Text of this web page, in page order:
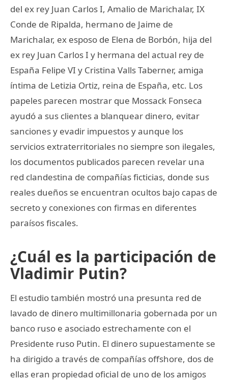
del ex rey Juan Carlos I, Amalio de Marichalar, IX
Conde de Ripalda, hermano de Jaime de
Marichalar, ex esposo de Elena de Borbón, hija del
ex rey Juan Carlos I y hermana del actual rey de
España Felipe VI y Cristina Valls Taberner, amiga
íntima de Letizia Ortiz, reina de España, etc. Los
papeles parecen mostrar que Mossack Fonseca
ayudó a sus clientes a blanquear dinero, evitar
sanciones y evadir impuestos y aunque los
servicios extraterritoriales no siempre son ilegales,
los documentos publicados parecen revelar una
red clandestina de compañías ficticias, donde sus
reales dueños se encuentran ocultos bajo capas de
secreto y conexiones con firmas en diferentes
paraísos fiscales.
¿Cuál es la participación de
Vladimir Putin?
El estudio también mostró una presunta red de
lavado de dinero multimillonaria gobernada por un
banco ruso e asociado estrechamente con el
Presidente ruso Putin. El dinero supuestamente se
ha dirigido a través de compañías offshore, dos de
ellas eran propiedad oficial de uno de los amigos